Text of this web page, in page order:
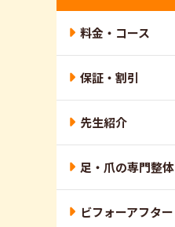
料金・コース
保証・割引
先生紹介
足・爪の専門整体
ビフォーアフター